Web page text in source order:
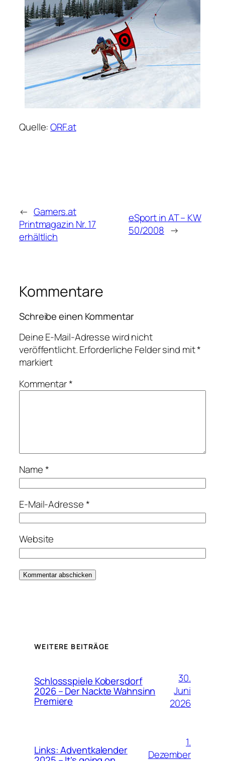
Quelle:ORF.at
← Gamers.at
Printmagazin Nr. 17
erhältlich
eSport in AT – KW
50/2008 →
Kommentare
Schreibe einen Kommentar
Deine E-Mail-Adresse wird nicht
veröffentlicht.Erforderliche Felder sind mit*
markiert
Kommentar*
Name*
E-Mail-Adresse*
Website
WEITERE BEITRÄGE
Schlossspiele Kobersdorf
2026 – Der Nackte Wahnsinn
Premiere
30.
Juni
2026
Links: Adventkalender
1.
Dezember